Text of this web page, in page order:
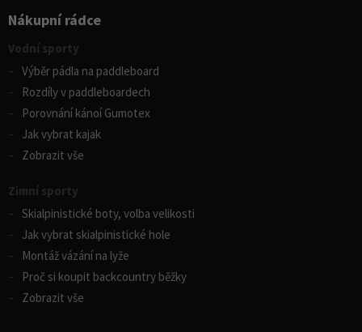
Nákupní rádce
Vodní sporty
Výběr pádla na paddleboard
Rozdíly v paddleboardech
Porovnání kánoí Gumotex
Jak vybrat kajak
Zobrazit vše
Zimní sporty
Skialpinistické boty, volba velikosti
Jak vybrat skialpinistické hole
Montáž vázání na lyže
Proč si koupit backcountry běžky
Zobrazit vše